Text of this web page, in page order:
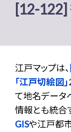
[12-122]
江戸マップは、
「江戸切絵図」
て地名データ
情報とも統合
GISや江戸都